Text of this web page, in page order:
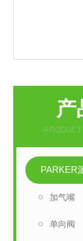
产
PARKER
加气嘴
单向阀